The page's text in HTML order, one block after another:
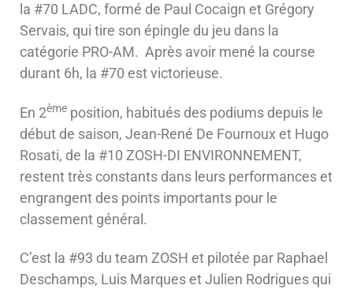
la #70 LADC, formé de Paul Cocaign et Grégory
Servais, qui tire son épingle du jeu dans la
catégorie PRO-AM. Après avoir mené la course
durant 6h, la #70 est victorieuse.
En 2ème position, habitués des podiums depuis le
début de saison, Jean-René De Fournoux et Hugo
Rosati, de la #10 ZOSH-DI ENVIRONNEMENT,
restent très constants dans leurs performances et
engrangent des points importants pour le
classement général.
C’est la #93 du team ZOSH et pilotée par Raphael
Deschamps, Luis Marques et Julien Rodrigues qui